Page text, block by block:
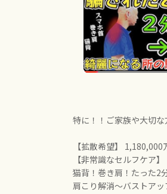
特に！！ご家族や大切な
【拡散希望】 1,180,000
【非常識なセルフケア】
猫背！巻き肩！たった2
肩こり解消〜バストア